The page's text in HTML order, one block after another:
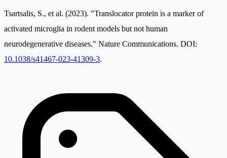
Tsartsalis, S., et al. (2023). "Translocator protein is a marker of
activated microglia in rodent models but not human
neurodegenerative diseases." Nature Communications. DOI:
10.1038/s41467-023-41309-3.